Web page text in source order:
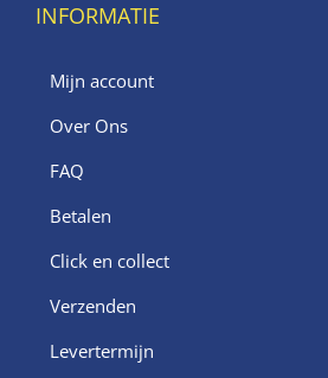
INFORMATIE
Mijn account
Over Ons
FAQ
Betalen
Click en collect
Verzenden
Levertermijn